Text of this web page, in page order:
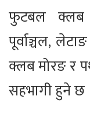
फुटबल क्लब
पूर्वाञ्चल,
क्लब मोरङ र
सहभागी हुने छ